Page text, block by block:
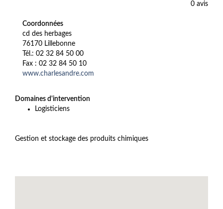
0 avis
Coordonnées
cd des herbages
76170 Lillebonne
Tél.: 02 32 84 50 00
Fax : 02 32 84 50 10
www.charlesandre.com
Domaines d'intervention
Logisticiens
Gestion et stockage des produits chimiques